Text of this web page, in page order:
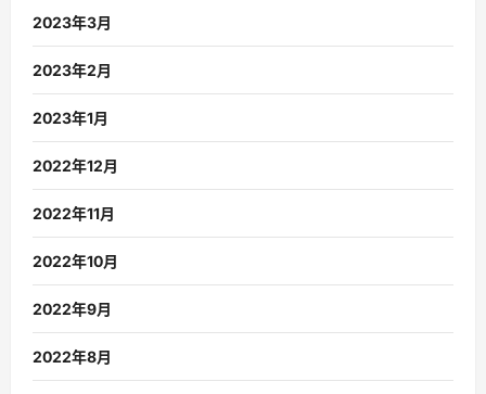
2023年3月
2023年2月
2023年1月
2022年12月
2022年11月
2022年10月
2022年9月
2022年8月